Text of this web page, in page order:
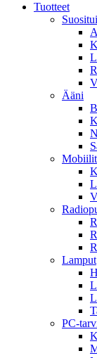
Tuotteet
Ääni
Lamput
PC-